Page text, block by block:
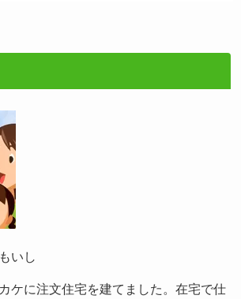
いし
ケに注文住宅を建てました。在宅で仕